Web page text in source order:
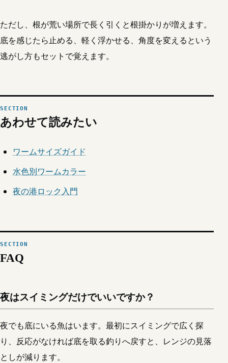
ただし、根が荒い場所で長く引くと根掛かりが増えます。
底を感じたら止める、軽く浮かせる、角度を変えるという
逃がし方もセットで覚えます。
あわせて読みたい
ワームサイズガイド
水色別ワームカラー
夜の港ロック入門
FAQ
夜はスイミングだけでいいですか？
夜でも底にいる魚はいます。最初にスイミングで広く探
り、反応がなければ底を取る釣りへ戻すと、レンジの見落
としが減ります。